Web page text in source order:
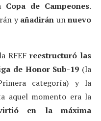
de Campeones.
yañadirán unnuevo
RFEF reestructuró las
de Honor Sub-19 (la
categoría) y la
aquel momento era la
en la máxima